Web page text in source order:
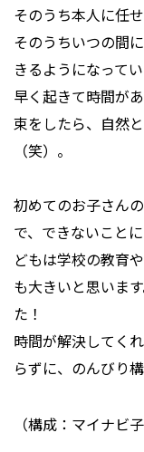
そのうち本人に任せ
そのうちいつの間
きるようになって
早く起きて時間が
束をしたら、自然
（笑）。
初めてのお子さん
で、できないこと
どもは学校の教育
も大きいと思いま
た！
時間が解決してく
らずに、のんびり
（構成：マイナビ